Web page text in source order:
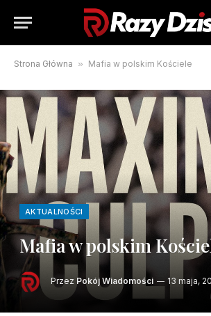
Strona Główna » Mafia w polskim Kościele
AKTUALNOŚCI
Mafia w polskim
Przez Pokój Wiadomości 13 maja,